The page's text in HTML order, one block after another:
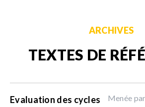
ARCHIVES
TEXTES DE
Evaluation des cycles
Menée